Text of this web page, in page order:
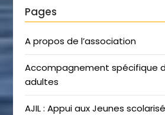
Pages
A propos de l’association
Accompagnement spécifique
adultes
AJIL : Appui aux Jeunes